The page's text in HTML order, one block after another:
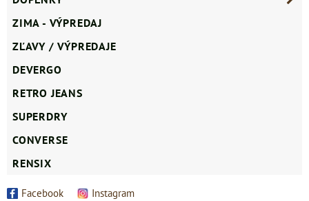
ZIMA - VÝPREDAJ
ZĽAVY / VÝPREDAJE
DEVERGO
RETRO JEANS
SUPERDRY
CONVERSE
RENSIX
Facebook Instagram